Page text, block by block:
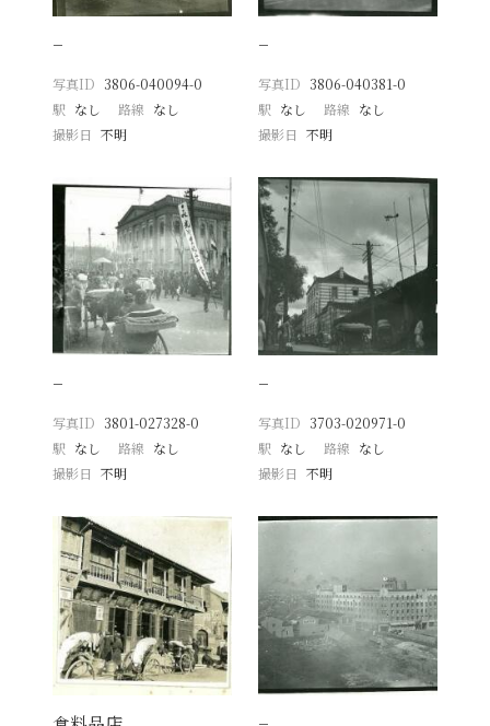
−
写真ID 3806-040094-0
駅 なし 路線 なし
撮影日
不明
−
写真ID 3806-040381-0
駅 なし 路線 なし
撮影日 不明
−
写真ID 3801-027328-0
駅 なし 路線 なし
撮影日
不明
−
写真ID 3703-020971-0
駅 なし 路線 なし
撮影日 不明